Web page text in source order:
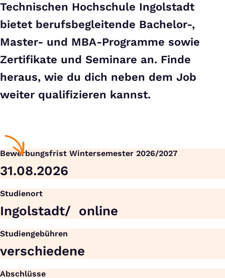
Technischen Hochschule Ingolstadt
bietet berufsbegleitende Bachelor-,
Master- und MBA-Programme sowie
Zertifikate und Seminare an. Finde
heraus, wie du dich neben dem Job
weiter qualifizieren kannst.
Bewerbungsfrist Wintersemester 2026/2027
31.08.2026
Studienort
Ingolstadt/ ­ online
Studiengebühren
verschiedene
Abschlüsse